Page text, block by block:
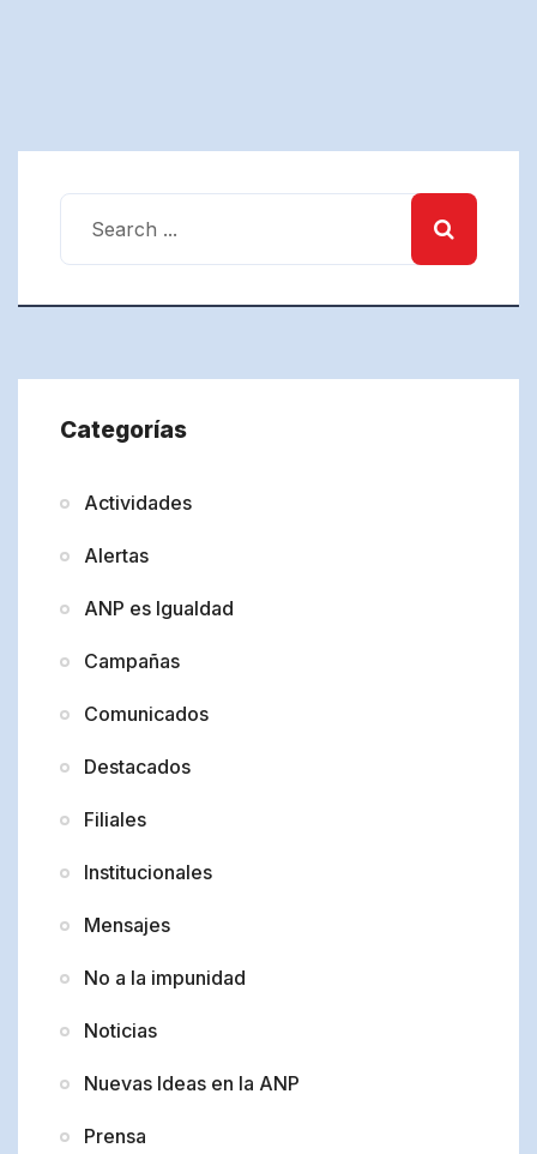
Categorías
Actividades
Alertas
ANP es Igualdad
Campañas
Comunicados
Destacados
Filiales
Institucionales
Mensajes
No a la impunidad
Noticias
Nuevas Ideas en la ANP
Prensa